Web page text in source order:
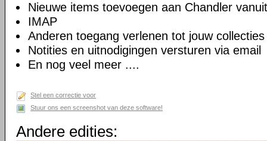
Nieuwe items toevoegen aan Chandler
IMAP
Anderen toegang verlenen tot jouw
Notities en uitnodigingen versturen via email
En nog veel meer ....
Stel een correctie voor
Stuur ons een screenshot van deze software!
Andere edities: